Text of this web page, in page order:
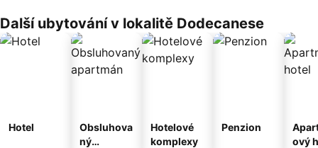
Další ubytování v lokalitě Dodecanese
Hotel
Obsluhova
ný
Hotelové
komplexy
Penzion
ový